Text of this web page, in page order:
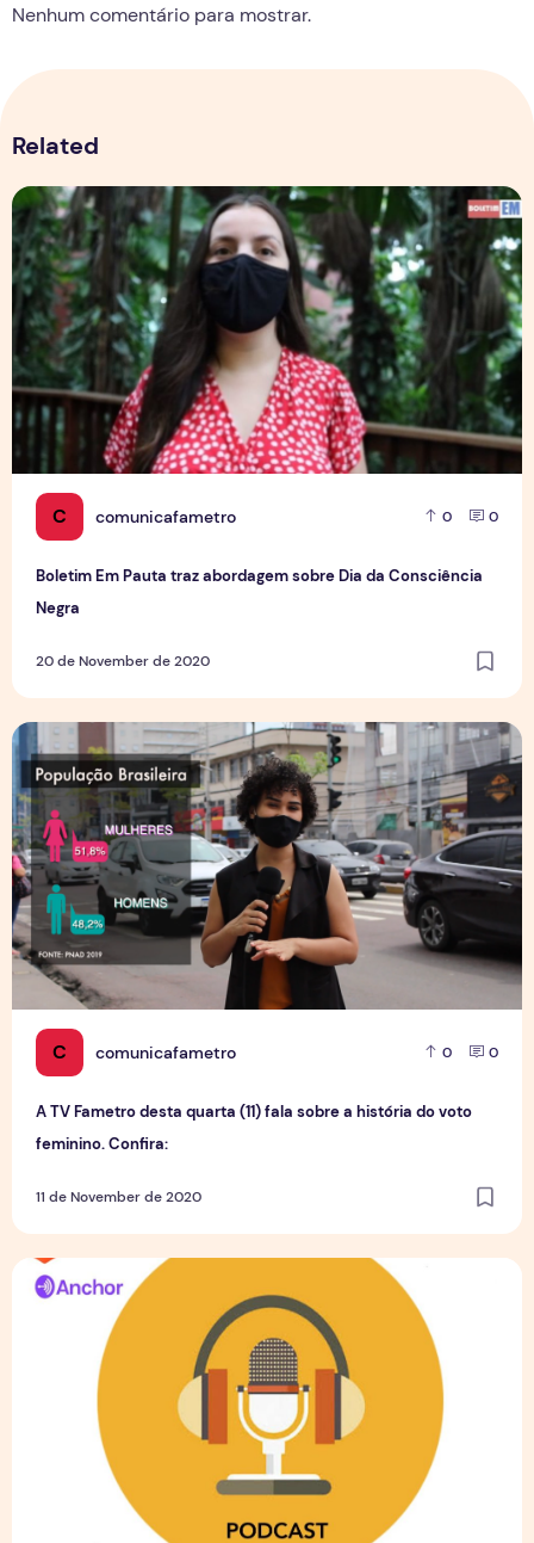
Nenhum comentário para mostrar.
Related
C comunicafametro 0 0
Boletim Em Pauta traz abordagem sobre Dia da Consciência
Negra
20 de November de 2020
Boletim Em Pauta traz abordagem sobre Dia da
C comunicafametro 0 0
A TV Fametro desta quarta (11) fala sobre a história do voto
feminino. Confira:
11 de November de 2020
A TV Fametro desta quarta (11) fala sobre a história do
Histórias do jornalismo no Amazonas - Conheça a